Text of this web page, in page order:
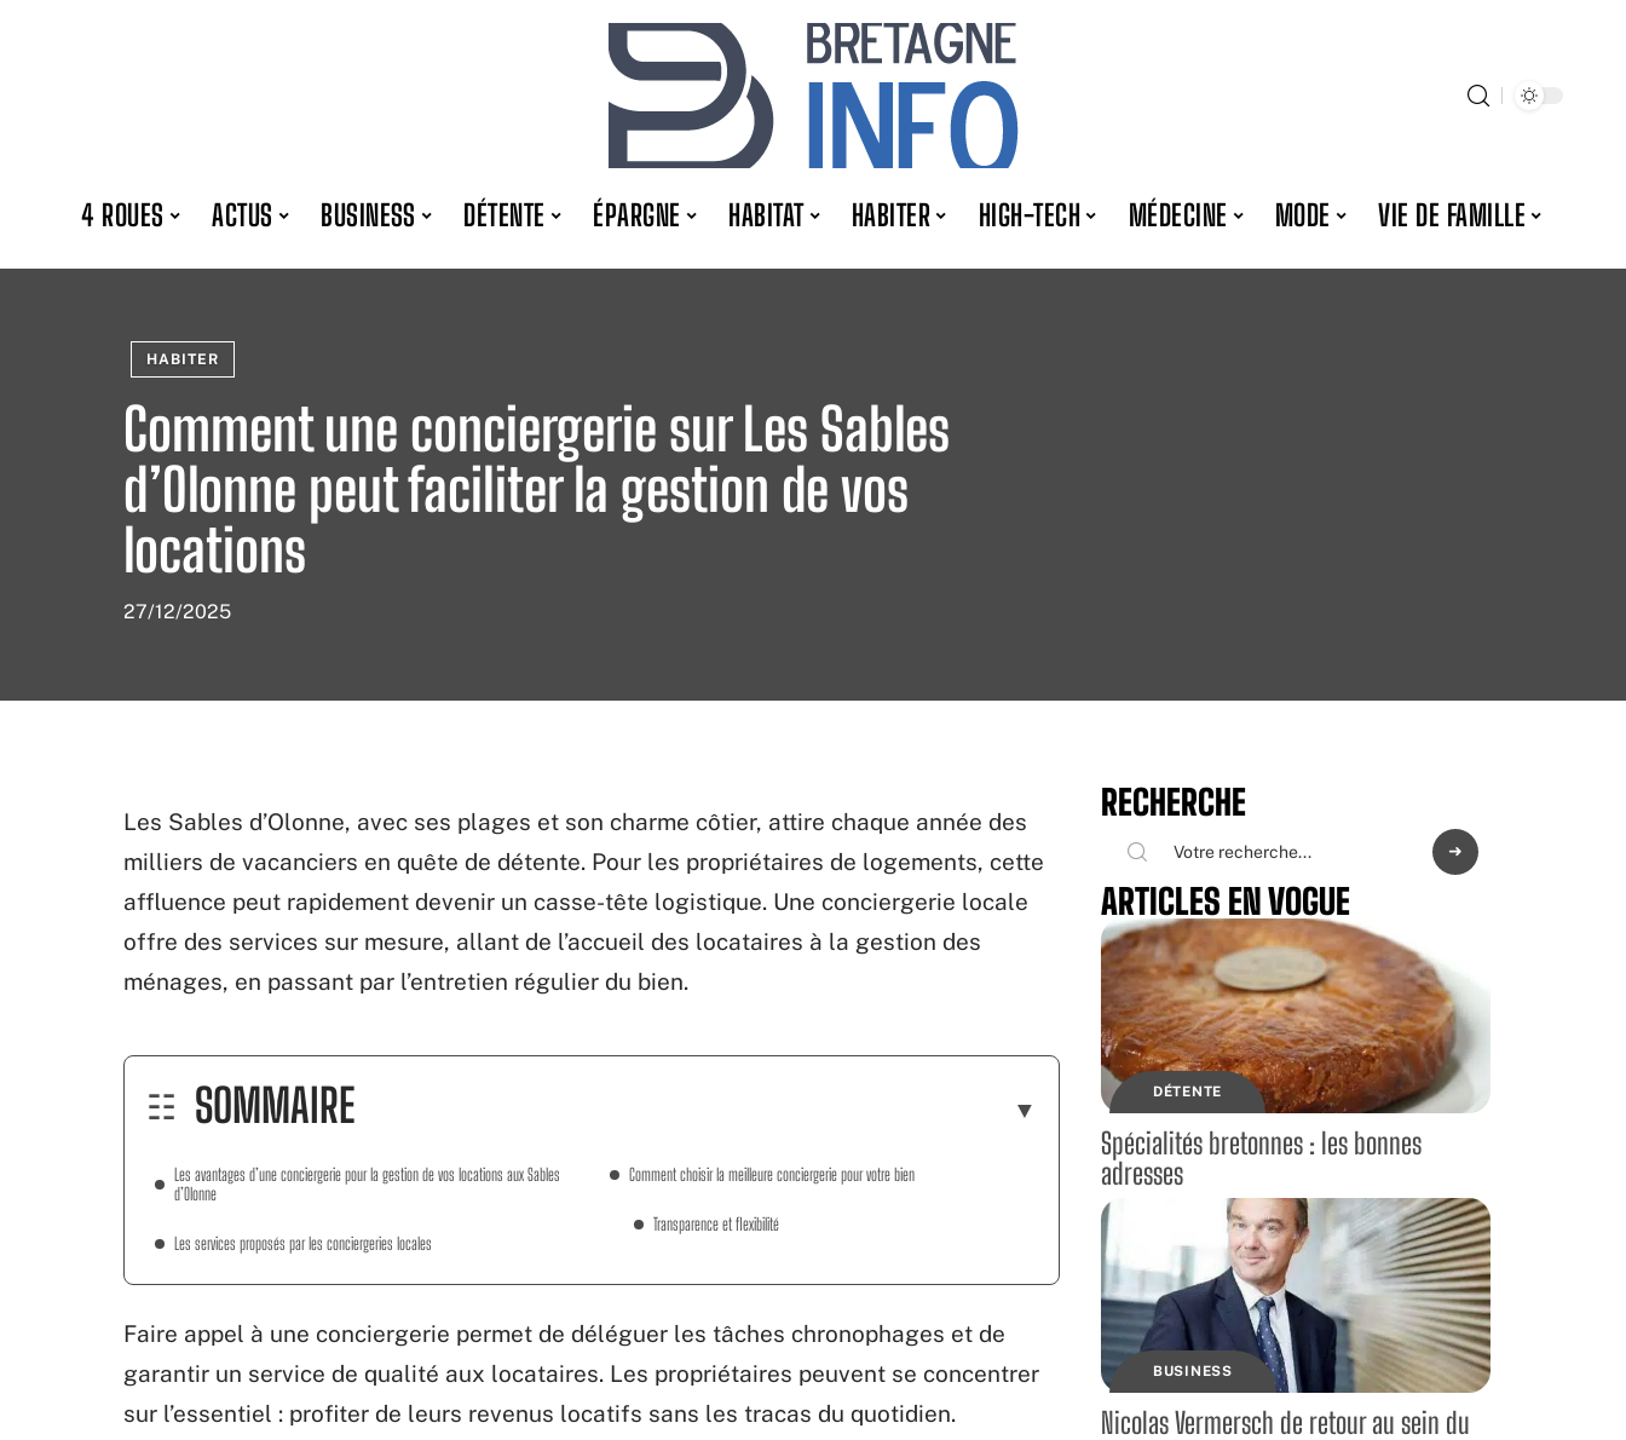
4 ROUES ACTUS BUSINESS DÉTENTE ÉPARGNE HABITAT HABITER HIGH-TECH MÉDECINE MODE VIE DE FAMILLE
HABITER
Comment une conciergerie sur Les Sables
d’Olonne peut faciliter la gestion de vos
locations
27/12/2025
Les Sables d’Olonne, avec ses plages et son charme côtier, attire chaque année des
milliers de vacanciers en quête de détente. Pour les propriétaires de logements, cette
affluence peut rapidement devenir un casse-tête logistique. Une conciergerie locale
offre des services sur mesure, allant de l’accueil des locataires à la gestion des
ménages, en passant par l’entretien régulier du bien.
SOMMAIRE
Les avantages d’une conciergerie pour la gestion de vos locations aux Sables
d’Olonne
Les services proposés par les conciergeries locales
Comment choisir la meilleure conciergerie pour votre bien
Transparence et flexibilité
Faire appel à une conciergerie permet de déléguer les tâches chronophages et de
garantir un service de qualité aux locataires. Les propriétaires peuvent se concentrer
sur l’essentiel : profiter de leurs revenus locatifs sans les tracas du quotidien.
RECHERCHE
ARTICLES EN VOGUE
DÉTENTE
Spécialités bretonnes : les bonnes
adresses
BUSINESS
Nicolas Vermersch de retour au sein du